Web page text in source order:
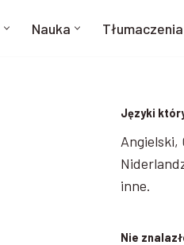
Nauka Tłumaczenia
Języki
Angielski,
inne.
Nie